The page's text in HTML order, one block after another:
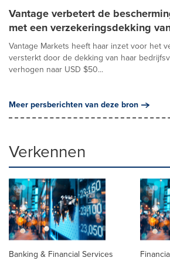
Vantage verbetert de
met een verzekeringsdekking
Vantage Markets heeft haar inzet voor het
versterkt door de dekking van haar
verhogen naar USD $50...
Meer persberichten van deze bron
Verkennen
Banking & Financial Services